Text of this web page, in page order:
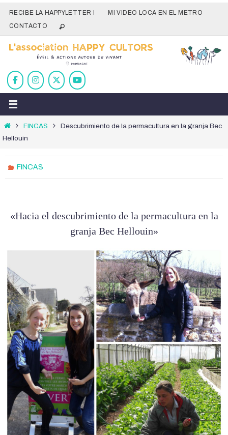
RECIBE LA HAPPYLETTER !
MI VIDEO LOCA EN EL METRO
CONTACTO
InicioFINCAS
Descubrimiento de la permacultura en la granja Bec
Hellouin
FINCAS
«Hacia el descubrimiento de la permacultura en la
granja Bec Hellouin»